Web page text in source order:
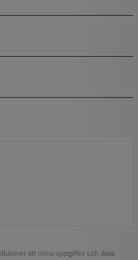
att mina uppgifter och data